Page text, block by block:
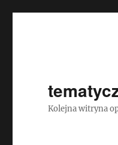
Kolejna witryna